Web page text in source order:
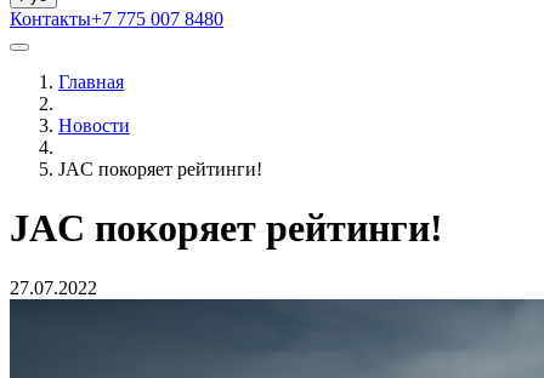
Контакты+7 775 007 8480
Главная
Новости
JAC покоряет рейтинги!
JAC покоряет рейтинги!
27.07.2022